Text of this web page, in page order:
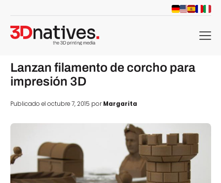
menu
Lanzan filamento de corcho para
impresión 3D
Publicado el octubre 7, 2015 porMargarita